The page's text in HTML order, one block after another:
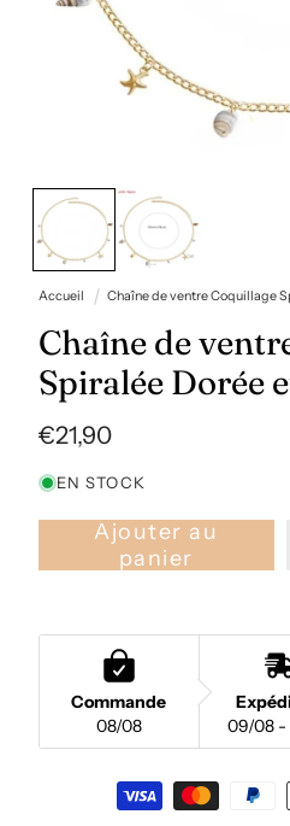
média
1
dans
une
fenêtre
modale
Accueil Chaîne de ventre Coquillage
Chaîne de
Spiralée Dorée
Prix
€21,90
EN STOCK
Ajouter au
panier
Commande
08/08
09/08 -